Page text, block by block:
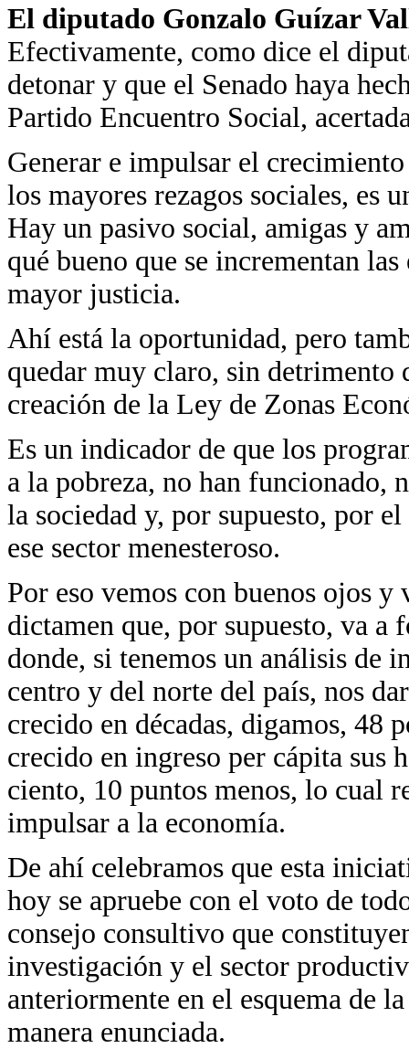
El diputado Gonzalo Guízar
Efectivamente, como dice el
detonar y que el Senado haya
Partido Encuentro Social,
Generar e impulsar el
los mayores rezagos sociales, es
Hay un pasivo social, amigas y
qué bueno que se incrementan
mayor justicia.
Ahí está la oportunidad, pero
quedar muy claro, sin detrimento
creación de la Ley de Zonas
Es un indicador de que los
a la pobreza, no han funcionado,
la sociedad y, por supuesto, por
ese sector menesteroso.
Por eso vemos con buenos ojos
dictamen que, por supuesto, va a
donde, si tenemos un análisis de
centro y del norte del país, nos
crecido en décadas, digamos, 48
crecido en ingreso per cápita sus
ciento, 10 puntos menos, lo cual
impulsar a la economía.
De ahí celebramos que esta
hoy se apruebe con el voto de
consejo consultivo que
investigación y el sector
anteriormente en el esquema de
manera enunciada.